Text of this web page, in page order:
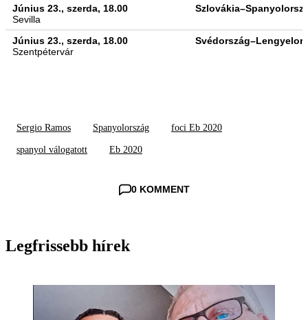
Június 23., szerda, 18.00
Sevilla
Június 23., szerda, 18.00
Szentpétervár
Sergio Ramos Spanyolország foci Eb 2020
spanyol válogatott Eb 2020
0 KOMMENT
Legfrissebb hírek